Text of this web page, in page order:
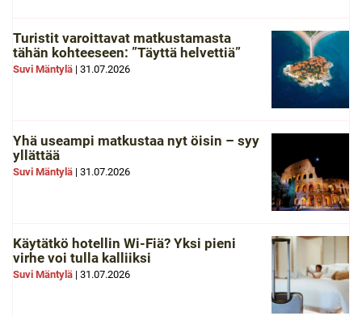
Turistit varoittavat matkustamasta
tähän kohteeseen: ”Täyttä helvettiä”
Suvi Mäntylä | 31.07.2026
Yhä useampi matkustaa nyt öisin – syy
yllättää
Suvi Mäntylä | 31.07.2026
Käytätkö hotellin Wi-Fiä? Yksi pieni
virhe voi tulla kalliiksi
Suvi Mäntylä | 31.07.2026